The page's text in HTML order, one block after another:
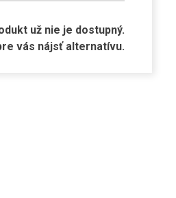
už nie je dostupný.
vás nájsť alternatívu.